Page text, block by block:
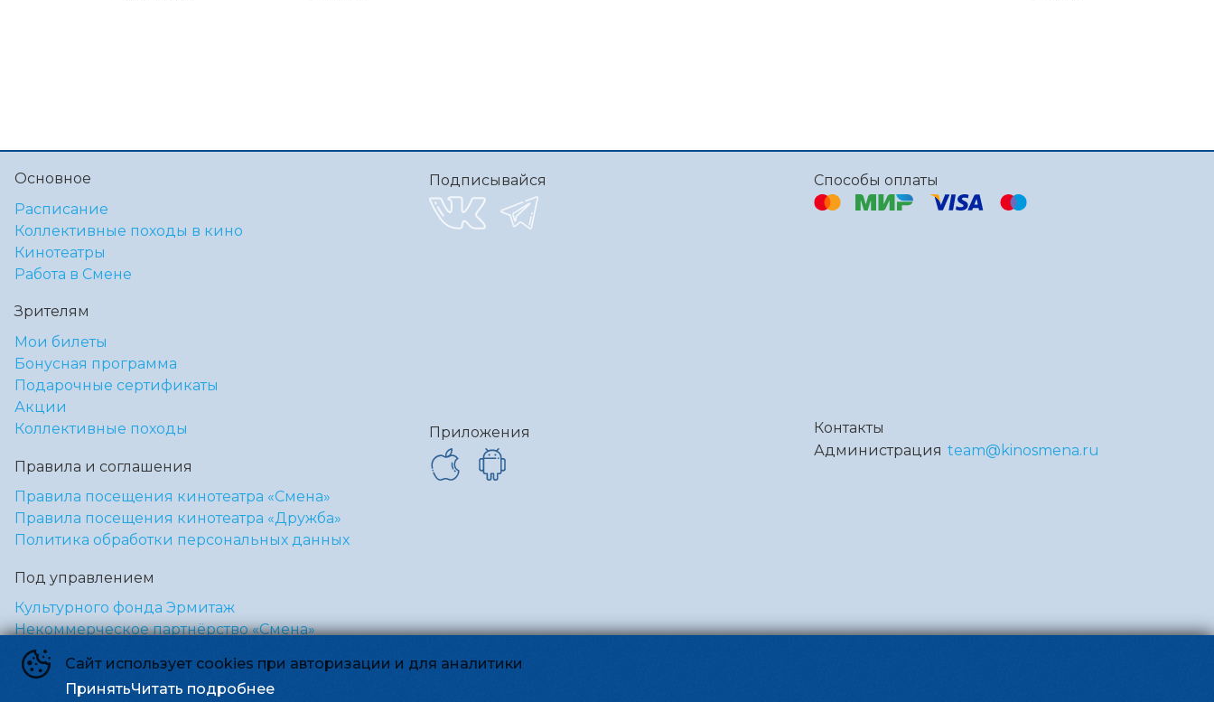
Сайт использует cookies при авторизации и для аналитики
ПринятьЧитать подробнее
Основное
Расписание
Коллективные походы в кино
Кинотеатры
Работа в Смене
Зрителям
Мои билеты
Бонусная программа
Подарочные сертификаты
Акции
Коллективные походы
Правила и соглашения
Правила посещения кинотеатра «Смена»
Правила посещения кинотеатра «Дружба»
Политика обработки персональных данных
Под управлением
Культурного фонда Эрмитаж
Некоммерческое партнёрство «Смена»
Подписывайся
Приложения
Способы оплаты
Контакты
Администрация team@kinosmena.ru
Киносмена© 2026